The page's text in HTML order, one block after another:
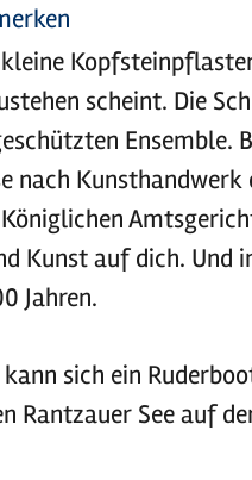
kleine
scheint. Die
Ensemble.
nach
Kunst auf dich. Und
Jahren.
sich ein
Rantzauer See auf